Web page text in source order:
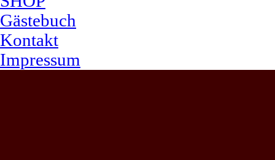
Gästebuch
Kontakt
Impressum